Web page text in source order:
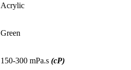
Acrylic
Green
150-300 mPa.s (cP)